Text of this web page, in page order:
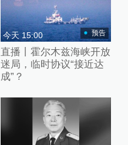
今天 15:00 预告
直播丨霍尔木兹海峡开放
迷局，临时协议“接近达
成”？